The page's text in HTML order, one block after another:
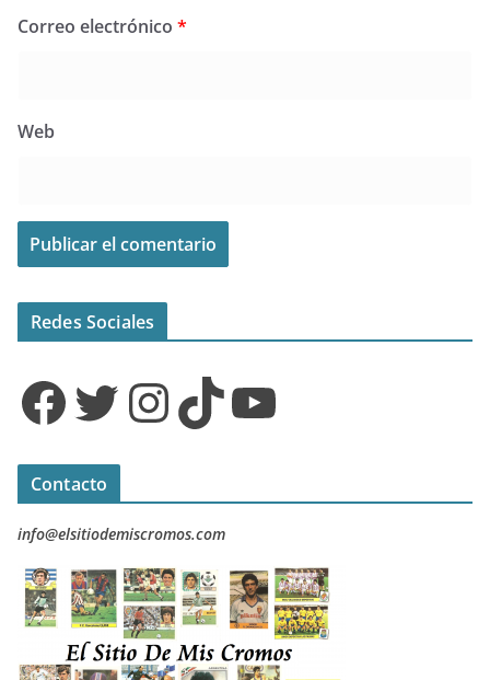
Correo electrónico *
Web
Redes Sociales
Facebook Twitter InstagramTikTok YouTube
Contacto
info@elsitiodemiscromos.com